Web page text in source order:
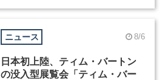
ニュース 8/6
日本初上陸、ティム・バートン
の没入型展覧会「ティム・バー